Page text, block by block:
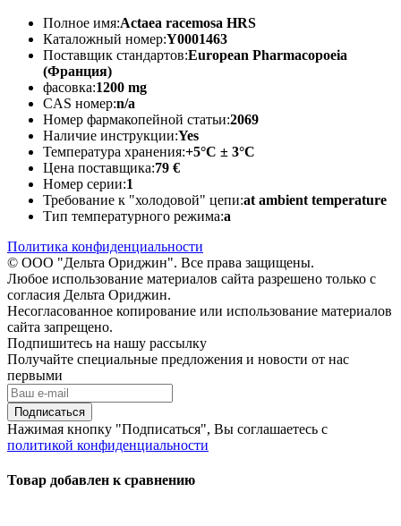
Полное имя:Actaea racemosa HRS
Каталожный номер:Y0001463
Поставщик стандартов:European Pharmacopoeia
(Франция)
фасовка:1200 mg
CAS номер:n/a
Номер фармакопейной статьи:2069
Наличие инструкции:Yes
Температура хранения:+5°C ± 3°C
Цена поставщика:79 €
Номер серии:1
Требование к "холодовой" цепи:at ambient temperature
Тип температурного режима:a
Политика конфиденциальности
© ООО "Дельта Ориджин". Все права защищены.
Любое использование материалов сайта разрешено только с
согласия Дельта Ориджин.
Несогласованное копирование или использование материалов
сайта запрещено.
Подпишитесь на нашу рассылку
Получайте специальные предложения и новости от нас
первыми
Подписаться
Нажимая кнопку "Подписаться", Вы соглашаетесь с
политикой конфиденциальности
Товар добавлен к сравнению